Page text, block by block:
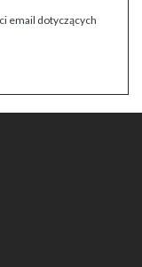
email dotyczących